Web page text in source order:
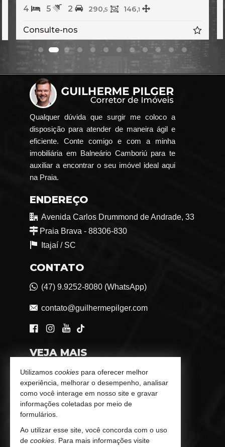
290, 5 146, 4
Consulte-nos
Qualquer dúvida que surgir me coloco a
disposição para atender de maneira ágil e
eficiente. Conte comigo e com a minha
imobiliária em Balneário Camboriú para te
auxiliar a encontrar o seu imóvel ideal aqui
na Praia.
ENDEREÇO
Avenida Carlos Drummond de Andrade, 33
Praia Brava - 88306-830
Itajaí / SC
CONTATO
(47) 9.9252-8080 (WhatsApp)
contato@guilhermepilger.com
VEJA MAIS
Consultoria Imobiliária Personalizada
trabalhe conosco
Indicadores Financeiros
Imóveis Favoritos
Utilizamos cookies para oferecer melhor
experiência, melhorar o desempenho, analisar
como você interage em nosso site e gravar
informações coletadas por meio de
formulários.
Ao utilizar esse site, você concorda com o uso
de cookies . Para mais informações visite